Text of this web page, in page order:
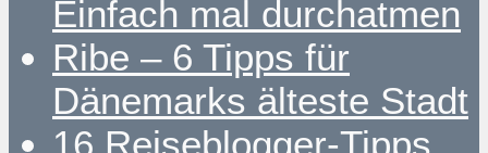
Einfach mal durchatmen
Ribe – 6 Tipps für
Dänemarks älteste Stadt
16 Reiseblogger-Tipps